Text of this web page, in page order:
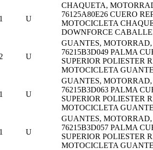
1 U
CHAQUETA,
76125A80E26 CUERO
MOTOCICLETA
DOWNFORCE
2 U
GUANTES, MOTORRAD,
76215B3D049 PALMA
SUPERIOR POLIESTER
MOTOCICLETA
1 U
GUANTES, MOTORRAD,
76215B3D063 PALMA
SUPERIOR POLIESTER
MOTOCICLETA
1 U
GUANTES, MOTORRAD,
76215B3D057 PALMA
SUPERIOR POLIESTER
MOTOCICLETA